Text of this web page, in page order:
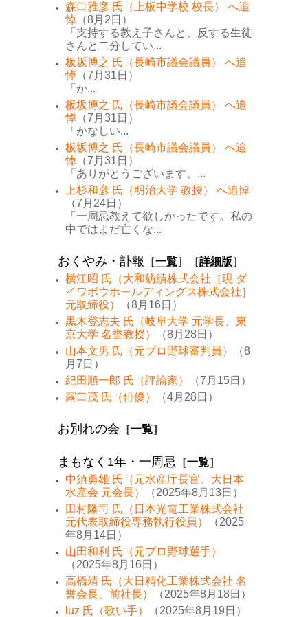
森口雅彦 氏（上板中学校 校長） へ追
悼 （8月2日）
「支持する教え子さんと、反する生徒
さんと二分してい...
板坂博之 氏（長崎市議会議員） へ追
悼 （7月31日）
「か...
板坂博之 氏（長崎市議会議員） へ追
悼 （7月31日）
「かなしい...
板坂博之 氏（長崎市議会議員） へ追
悼 （7月31日）
「ありがとうございます。...
上杉和彦 氏（明治大学 教授） へ追悼
（7月24日）
「一周忌教えて欲しかったです。私の
中ではまだ亡くな...
おくやみ・訃報 ［一覧］［詳細版］
横江昭 氏（大和紡績株式会社［現 ダ
イワボウホールディングス株式会社］
元取締役）
（8月16日）
黒木登志夫 氏（岐阜大学 元学長、東
京大学 名誉教授）
（8月28日）
山本文男 氏（元プロ野球審判員）
（8
月7日）
紀田順一郎 氏（評論家）
（7月15日）
露口茂 氏（俳優）
（4月28日）
お別れの会 ［一覧］
まもなく1年・一周忌 ［一覧］
中須勇雄 氏（元水産庁長官、大日本
水産会 元会長）
（2025年8月13日）
田村隆司 氏（日本光電工業株式会社
元代表取締役専務執行役員）
（2025
年8月14日）
山田和利 氏（元プロ野球選手）
（2025年8月16日）
高橋靖 氏（大日精化工業株式会社 名
誉会長、前社長）
（2025年8月18日）
luz 氏（歌い手）
（2025年8月19日）